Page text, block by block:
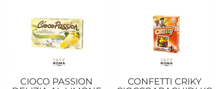
CIOCO PASSION
CONFETTI CRIKY